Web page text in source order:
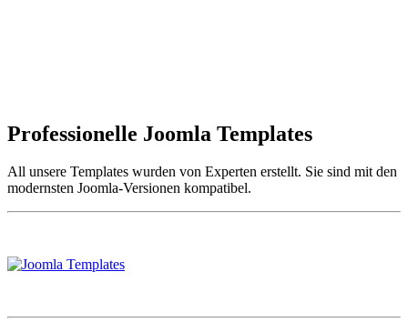
Professionelle Joomla Templates
All unsere Templates wurden von Experten erstellt. Sie sind mit den
modernsten Joomla-Versionen kompatibel.